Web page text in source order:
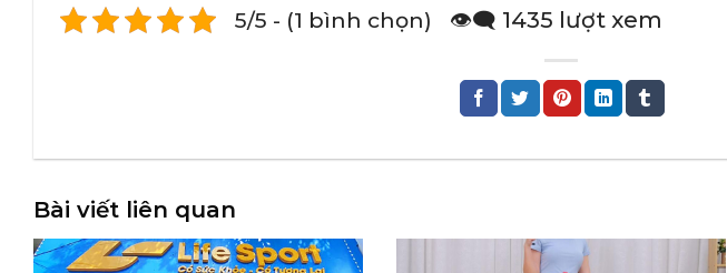
5/5 - (1 bình chọn) 👁️‍🗨️ 1435 lượt xem
Bài viết liên quan